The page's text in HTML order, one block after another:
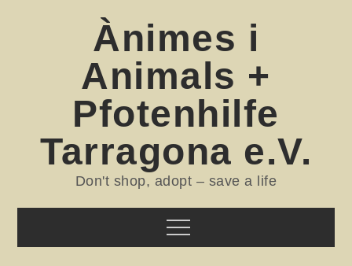
Ànimes i
Animals +
Pfotenhilfe
Tarragona e.V.
Don't shop, adopt – save a life
Menu